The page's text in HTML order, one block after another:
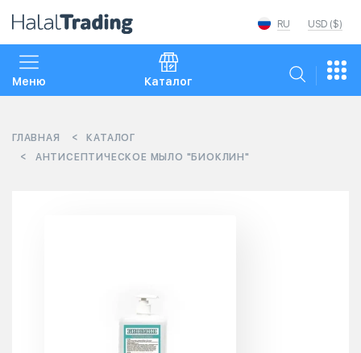
USD ($)
RU
Меню Каталог
ГЛАВНАЯ
КАТАЛОГ
АНТИСЕПТИЧЕСКОЕ МЫЛО "БИОКЛИН"